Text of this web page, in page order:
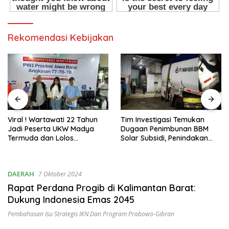
Rekomendasi Kebijakan
Tim Investigasi Temukan
Dugaan Penimbunan BBM
Solar Subsidi, Penindakan
Pani Gold Mine Ajak Pelajar
Marisa Jaga Kelestarian
Lingkungan
DAERAH 7 Oktober 2024
Rapat Perdana Progib di Kalimantan Barat:
Dukung Indonesia Emas 2045
Pembahasan Isu Strategis IKN Dan Program Prabowo-Gibran